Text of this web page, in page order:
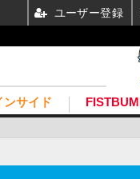
ンサイド
ユーザー登録